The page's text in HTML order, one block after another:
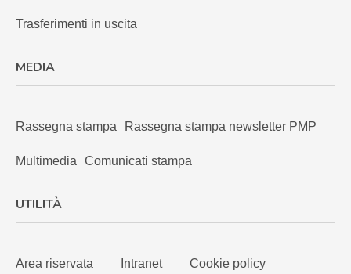
Trasferimenti in uscita
MEDIA
Rassegna stampa Rassegna stampa newsletter PMP
Multimedia Comunicati stampa
UTILITÀ
Area riservata Intranet Cookie policy